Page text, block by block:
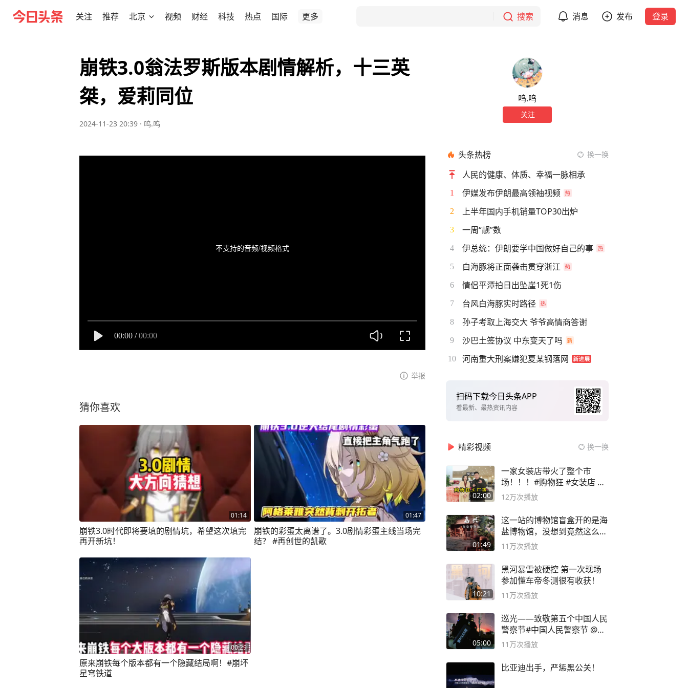
关注 推荐 北京 视频 财经 科技 热点 国际 更多 搜索 消息 发布 登录
崩铁3.0翁法罗斯版本剧情解析，十三英
桀，爱莉同位
2024-11-23 20:39 · 呜.呜
不支持的音频/视频格式
00:00 / 00:00
举报
猜你喜欢
01:14
崩铁3.0时代即将要填的剧情坑，希望这次填完
再开新坑！
01:47
崩铁的彩蛋太离谱了。3.0剧情彩蛋主线当场完
结？ #再创世的凯歌
00:29
原来崩铁每个版本都有一个隐藏结局啊！#崩坏
星穹铁道
呜.呜
关注
头条热榜 换一换
人民的健康、体质、幸福一脉相承
1 伊媒发布伊朗最高领袖视频
2 上半年国内手机销量TOP30出炉
3 一周“靓”数
4 伊总统：伊朗要学中国做好自己的事
5 白海豚将正面袭击贯穿浙江
6 情侣平潭拍日出坠崖1死1伤
7 台风白海豚实时路径
8 孙子考取上海交大 爷爷高情商答谢
9 沙巴土签协议 中东变天了吗
10 河南重大刑案嫌犯夏某钢落网
扫码下载今日头条APP
看最新、最热资讯内容
精彩视频 换一换
02:00
一家女装店带火了整个市
场！！！#购物狂 #女装店 #
高品质女装
12万次播放
01:49
这一站的博物馆盲盒开的是海
盐博物馆，没想到竟然这么好
逛！
11万次播放
10:21
黑河暴雪被硬控 第一次现场
参加懂车帝冬测很有收获！
11万次播放
05:00
巡光——致敬第五个中国人民
警察节#中国人民警察节 @抖
音小助手
11万次播放
比亚迪出手，严惩黑公关！